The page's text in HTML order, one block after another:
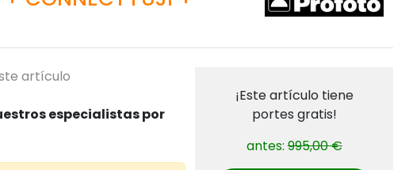
artículo
especialistas por
¡Este artículo tiene
portes gratis!
antes:995,00 €